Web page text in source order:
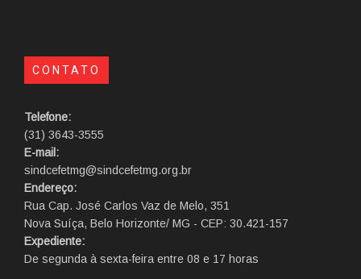
CONTATO
Telefone:
(31) 3643-3555
E-mail:
sindcefetmg@sindcefetmg.org.br
Endereço:
Rua Cap. José Carlos Vaz de Melo, 351
Nova Suíça, Belo Horizonte/ MG - CEP: 30.421-157
Expediente:
De segunda à sexta-feira entre 08 e 17 horas